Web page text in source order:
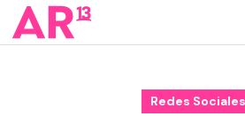
Redes Sociales